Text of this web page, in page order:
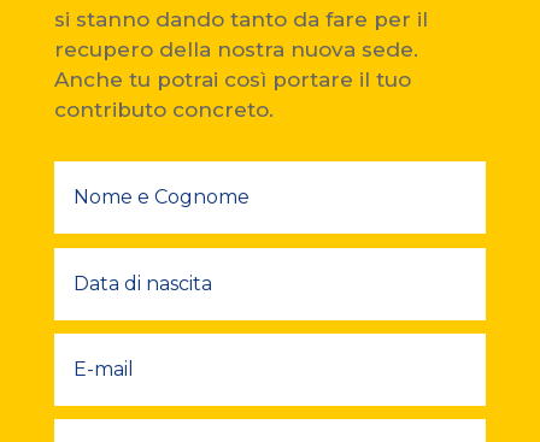
si stanno dando tanto da fare per il
recupero della nostra nuova sede.
Anche tu potrai così portare il tuo
contributo concreto.